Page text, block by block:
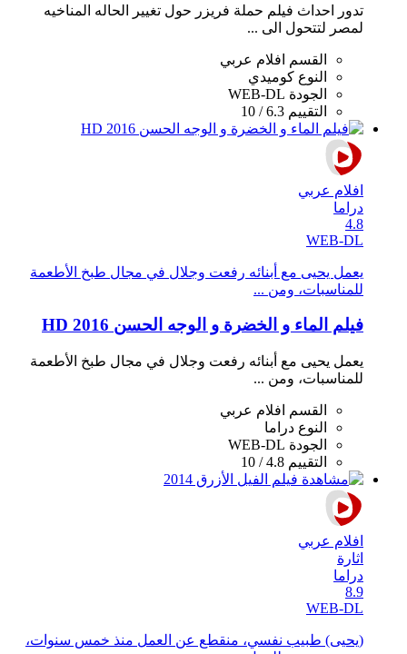
تدور احداث فيلم حملة فريزر حول تغيير الحاله المناخيه
لمصر لتتحول الى ...
القسم
افلام عربي
النوع كوميدي
الجودة WEB-DL
التقييم 6.3 / 10
افلام عربي
دراما
4.8
WEB-DL
يعمل يحيى مع أبنائه رفعت وجلال في مجال طبخ اﻷطعمة
للمناسبات، ومن ...
فيلم الماء و الخضرة و الوجه الحسن 2016 HD
يعمل يحيى مع أبنائه رفعت وجلال في مجال طبخ اﻷطعمة
للمناسبات، ومن ...
القسم
افلام عربي
النوع دراما
الجودة WEB-DL
التقييم 4.8 / 10
افلام عربي
اثارة
دراما
8.9
WEB-DL
(يحيى) طبيب نفسي، منقطع عن العمل منذ خمس سنوات،